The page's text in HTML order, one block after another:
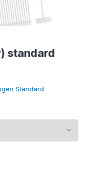
standard
Standard